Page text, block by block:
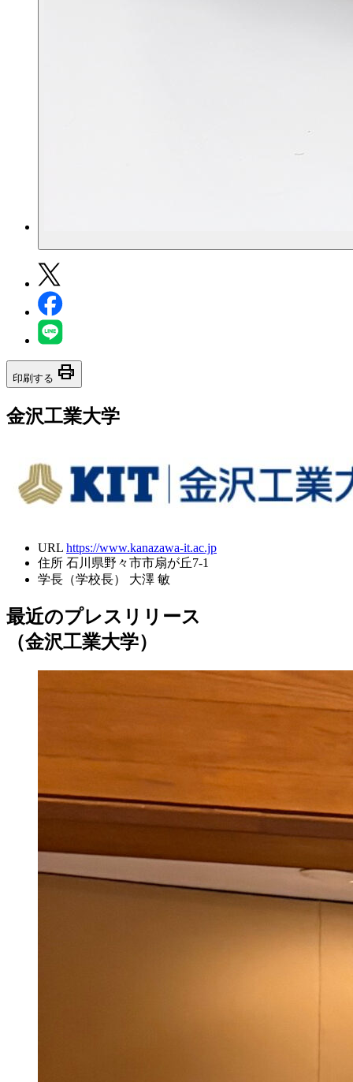
印刷する print
金沢工業大学
URL https://www.kanazawa-it.ac.jp
住所 石川県野々市市扇が丘7-1
学長（学校長）
大澤 敏
最近のプレスリリース
（金沢工業大学）